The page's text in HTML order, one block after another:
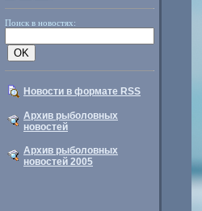
Поиск в новостях:
Новости в формате RSS
Архив рыболовных
новостей
Архив рыболовных
новостей 2005